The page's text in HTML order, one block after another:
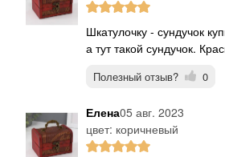
Шкатулочку - сундучок купила внучке на подарок. Она у меня занимается в модельке, много бижутерии,
а тут такой сундучок.
Полезный отзыв? 0
Елена05 авг. 2023
цвет: коричневый